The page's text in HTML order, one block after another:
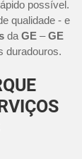
possível.
qualidade - e
da GE –GE
duradouros.